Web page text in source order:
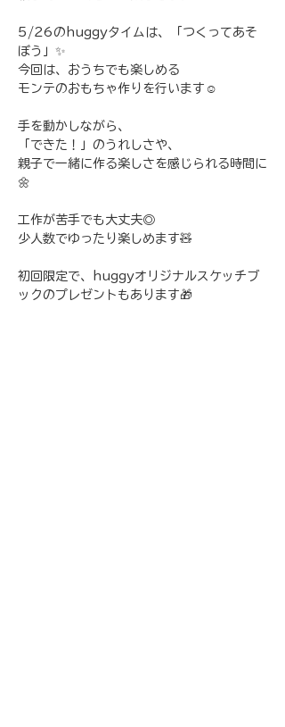
5/26のhuggyタイムは、「つくってあそ
ぼう」✨
今回は、おうちでも楽しめる
モンテのおもちゃ作りを行います☺️
手を動かしながら、
「できた！」のうれしさや、
親子で一緒に作る楽しさを感じられる時間に
🌼
工作が苦手でも大丈夫◎
少人数でゆったり楽しめます🧸
初回限定で、huggyオリジナルスケッチブ
ックのプレゼントもあります🎁